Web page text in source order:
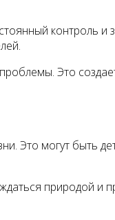
контроль и
Это
Это могут быть
природой и